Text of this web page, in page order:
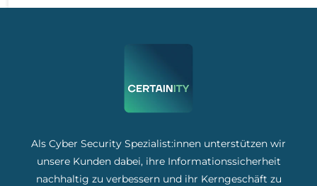
Als Cyber Security Spezialist:innen unterstützen wir
unsere Kunden dabei, ihre Informationssicherheit
nachhaltig zu verbessern und ihr Kerngeschäft zu